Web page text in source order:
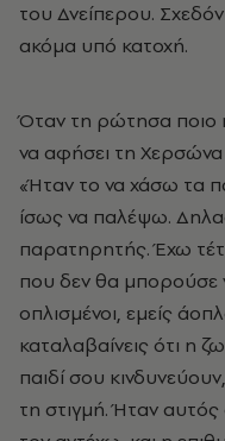
του Δνείπερου.
ακόμα υπό κατοχή.
Όταν τη ρώτησα ποιο
να αφήσει τη Χερσώνα
«Ήταν το να χάσω τα
ίσως να παλέψω.
παρατηρητής. Έχω
που δεν θα μπορούσε
οπλισμένοι, εμείς
καταλαβαίνεις ότι η
παιδί σου
τη στιγμή. Ήταν